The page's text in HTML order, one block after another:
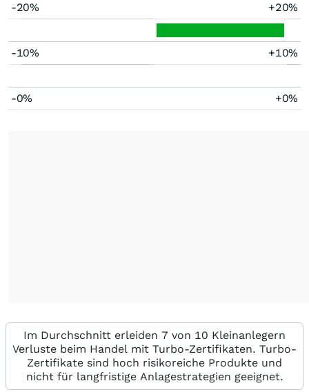
-20% +20%
-10% +10%
-0% +0%
Im Durchschnitt erleiden 7 von 10 Kleinanlegern
Verluste beim Handel mit Turbo-Zertifikaten. Turbo-
Zertifikate sind hoch risikoreiche Produkte und
nicht für langfristige Anlagestrategien geeignet.